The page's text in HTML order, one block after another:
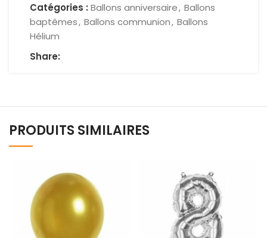
Catégories : Ballons anniversaire, Ballons
baptêmes, Ballons communion, Ballons
Hélium
Share:
PRODUITS SIMILAIRES